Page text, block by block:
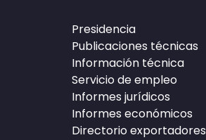
Presidencia
Publicaciones técnicas
Información técnica
Servicio de empleo
Informes jurídicos
Informes económicos
Directorio exportadores